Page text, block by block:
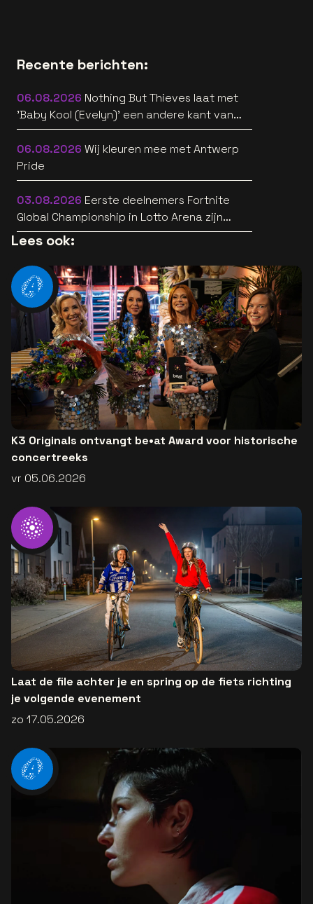
Recente berichten:
06.08.2026 Nothing But Thieves laat met
'Baby Kool (Evelyn)' een andere kant van
zich horen [video]
06.08.2026 Wij kleuren mee met Antwerp
Pride
03.08.2026 Eerste deelnemers Fortnite
Global Championship in Lotto Arena zijn
bekend
Lees ook:
K3 Originals ontvangt be•at Award voor historische
concertreeks
vr 05.06.2026
Laat de file achter je en spring op de fiets richting
je volgende evenement
zo 17.05.2026